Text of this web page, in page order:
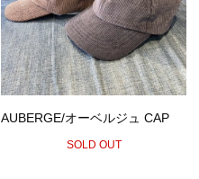
AUBERGE/オーベルジュ CAP
SOLD OUT